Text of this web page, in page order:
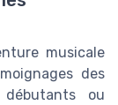
musicale
des
ou